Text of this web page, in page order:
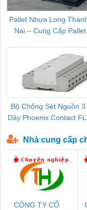
Pallet Nhựa Long
Nai – Cung Cấp
Bộ Chống Sét Nguồn
Dây Phoenix Contact
Nhà cung cấp
CÔNG TY CỔ